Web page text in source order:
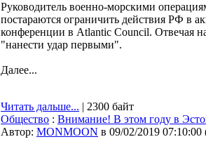
Руководитель военно-морскими
постараются ограничить действия РФ в
конференции в Atlantic Council. Отвечая
"нанести удар первыми".
Далее...
Читать дальше... | 2300 байт
Общество : Внимание! В этом году в
Автор: MONMOON в 09/02/2019 07:10:00